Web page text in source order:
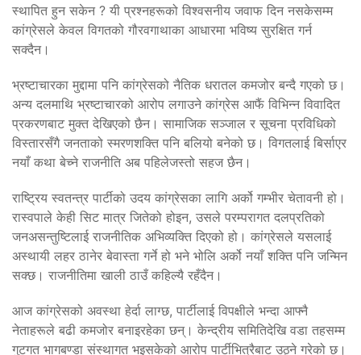
स्थापित हुन सकेन ? यी प्रश्नहरूको विश्वसनीय जवाफ दिन नसकेसम्म
कांग्रेसले केवल विगतको गौरवगाथाका आधारमा भविष्य सुरक्षित गर्न
सक्दैन।
भ्रष्टाचारका मुद्दामा पनि कांग्रेसको नैतिक धरातल कमजोर बन्दै गएको छ।
अन्य दलमाथि भ्रष्टाचारको आरोप लगाउने कांग्रेस आफैं विभिन्न विवादित
प्रकरणबाट मुक्त देखिएको छैन। सामाजिक सञ्जाल र सूचना प्रविधिको
विस्तारसँगै जनताको स्मरणशक्ति पनि बलियो बनेको छ। विगतलाई बिर्साएर
नयाँ कथा बेच्ने राजनीति अब पहिलेजस्तो सहज छैन।
राष्ट्रिय स्वतन्त्र पार्टीको उदय कांग्रेसका लागि अर्को गम्भीर चेतावनी हो।
रास्वपाले केही सिट मात्र जितेको होइन, उसले परम्परागत दलप्रतिको
जनअसन्तुष्टिलाई राजनीतिक अभिव्यक्ति दिएको हो। कांग्रेसले यसलाई
अस्थायी लहर ठानेर बेवास्ता गर्ने हो भने भोलि अर्को नयाँ शक्ति पनि जन्मिन
सक्छ। राजनीतिमा खाली ठाउँ कहिल्यै रहँदैन।
आज कांग्रेसको अवस्था हेर्दा लाग्छ, पार्टीलाई विपक्षीले भन्दा आफ्नै
नेताहरूले बढी कमजोर बनाइरहेका छन्। केन्द्रीय समितिदेखि वडा तहसम्म
गुटगत भागबण्डा संस्थागत भइसकेको आरोप पार्टीभित्रैबाट उठ्ने गरेको छ।